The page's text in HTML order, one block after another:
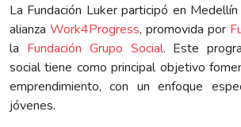
La Fundación Luker participó en
alianza Work4Progress, promovida por
la Fundación Grupo Social. Este
social tiene como principal objetivo
emprendimiento, con un enfoque
jóvenes.